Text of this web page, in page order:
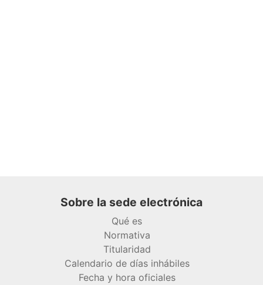
Sobre la sede electrónica
Qué es
Normativa
Titularidad
Calendario de días inhábiles
Fecha y hora oficiales